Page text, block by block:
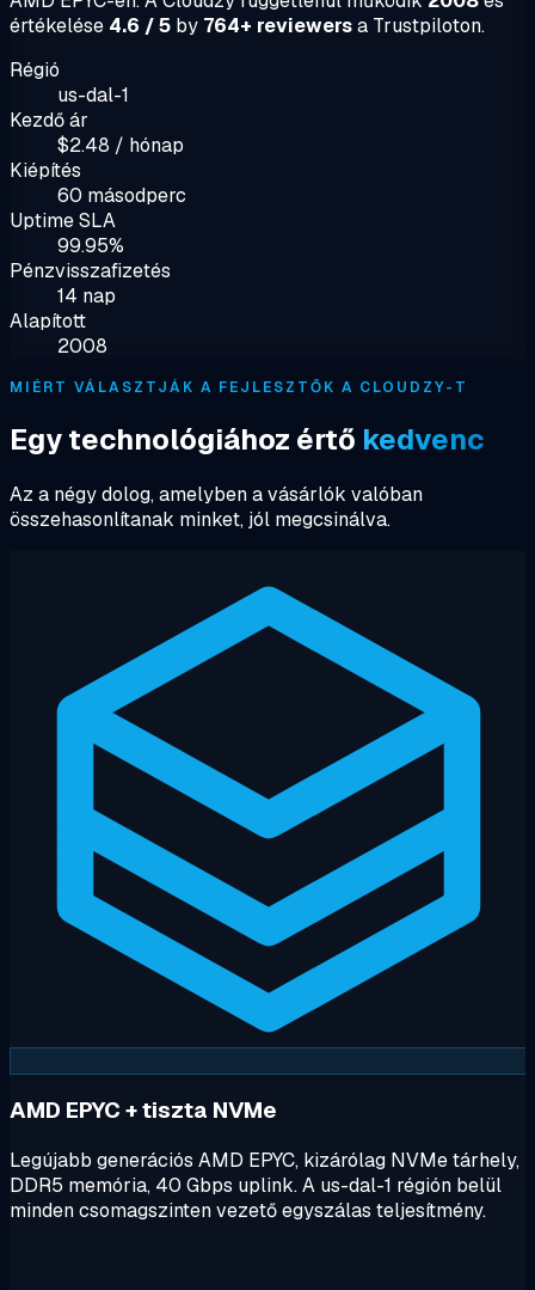
értékelése 4.6 / 5 by 764+ reviewersa Trustpiloton.
Régió
us-dal-1
Kezdő ár
$2.48 / hónap
Kiépítés
60 másodperc
Uptime SLA
99.95%
Pénzvisszafizetés
14 nap
Alapított
2008
MIÉRT VÁLASZTJÁK A FEJLESZTŐK A CLOUDZY-T
Egy technológiához értő kedvenc
Az a négy dolog, amelyben a vásárlók valóban
összehasonlítanak minket, jól megcsinálva.
AMD EPYC + tiszta NVMe
Legújabb generációs AMD EPYC, kizárólag NVMe tárhely,
DDR5 memória, 40 Gbps uplink. A us-dal-1 régión belül
minden csomagszinten vezető egyszálas teljesítmény.